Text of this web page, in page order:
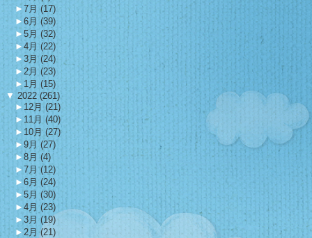
► 7月 (17)
► 6月 (39)
► 5月 (32)
► 4月 (22)
► 3月 (24)
► 2月 (23)
► 1月 (15)
▼ 2022 (261)
► 12月 (21)
► 11月 (40)
► 10月 (27)
► 9月 (27)
► 8月 (4)
► 7月 (12)
► 6月 (24)
► 5月 (30)
► 4月 (23)
►3月 (19)
►2月 (21)